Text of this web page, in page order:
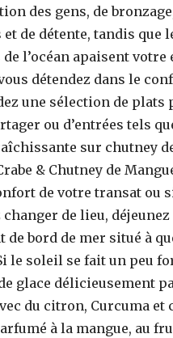
des gens, de
de détente, tandis que
l’océan apaisent
détendez dans le
une sélection de plats
ou d’entrées tels
sur chutney
& Chutney de
de votre transat ou
changer de lieu,
de bord de mer situé à
le soleil se fait un peu
glace délicieusement
du citron, Curcuma et
à la mangue, au